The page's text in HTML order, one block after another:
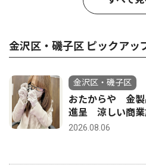
金沢区・磯子区 ピックアッ
金沢区・磯子区
おたからや 金製
進呈 涼しい商業
2026.08.06